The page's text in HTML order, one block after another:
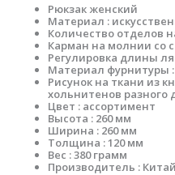
Рюкзак женский
Материал :
Количество отделов
Карман на молнии со
Регулировка длины
Материал фурнитуры :
Рисунок на ткани из
хольнитенов разного
Цвет : ассортимент
Высота : 260 мм
Ширина : 260 мм
Толщина : 120 мм
Вес : 380 грамм
Производитель : Китай